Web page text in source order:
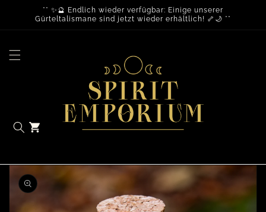
** ✨🔮 Endlich wieder verfügbar: Einige unserer
Gürteltalismane sind jetzt wieder erhältlich! 🦴🌙 **
Warenkorb